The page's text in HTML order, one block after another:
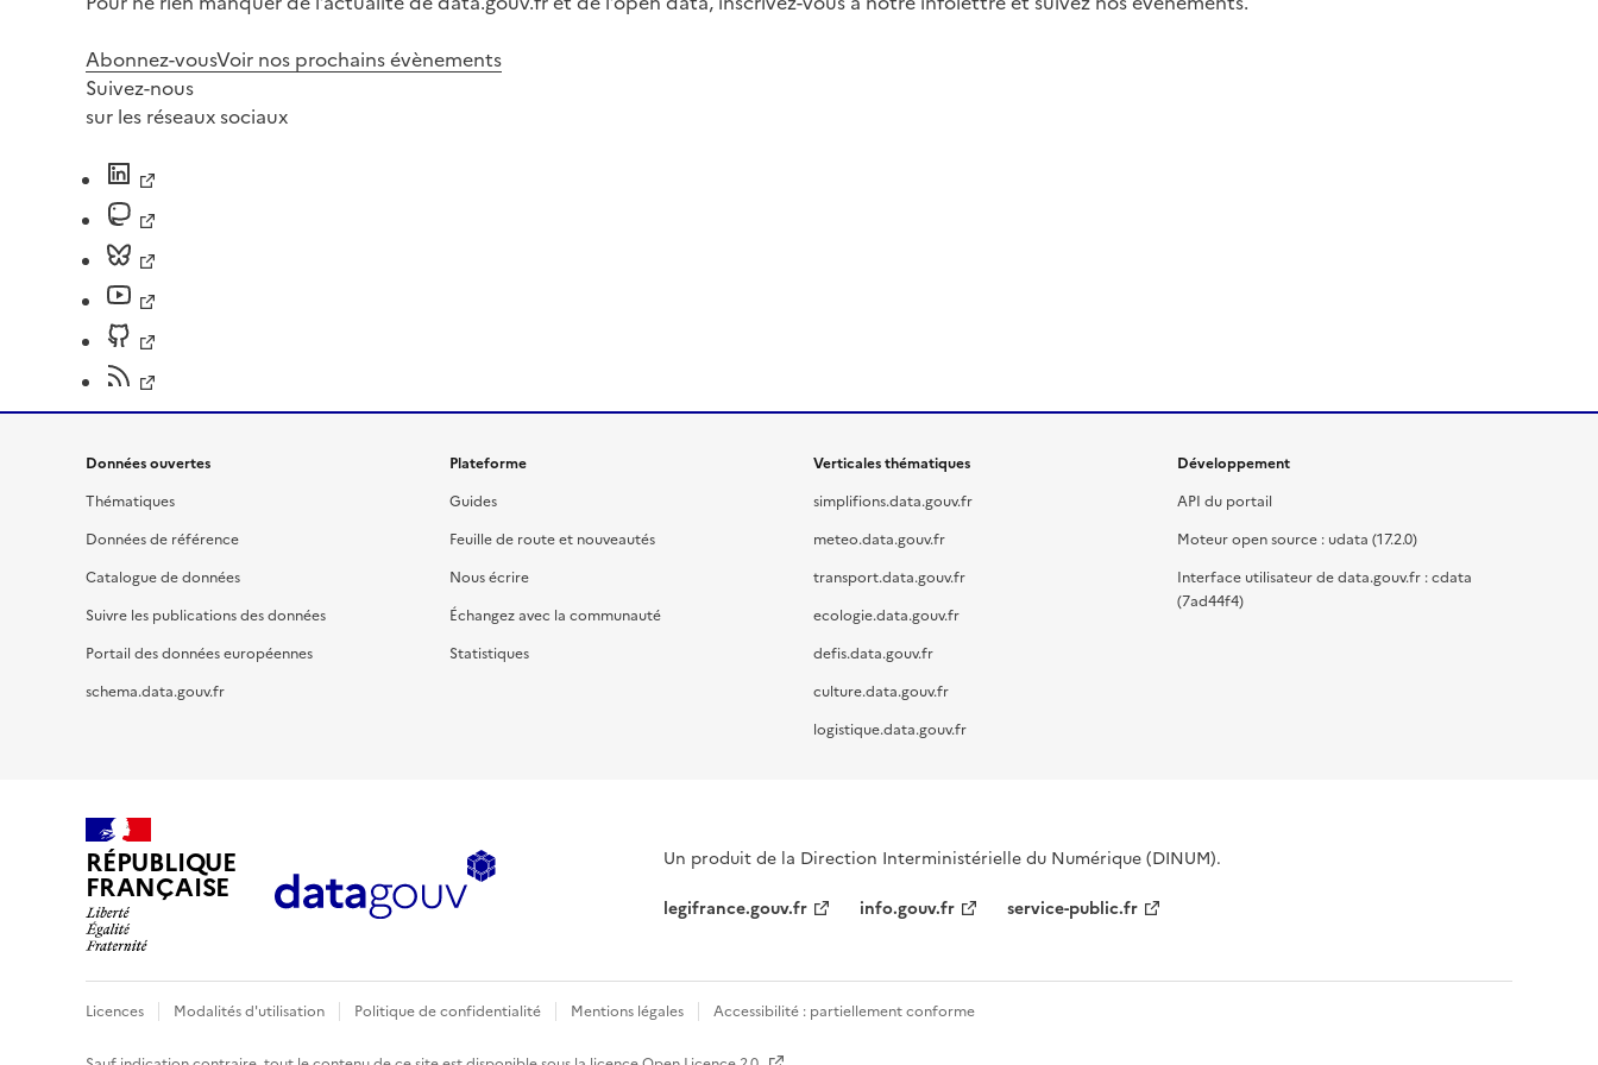
Abonnez-vousVoir nos prochains évènements
Suivez-nous
sur les réseaux sociaux
Données ouvertes
Thématiques
Données de référence
Catalogue de données
Suivre les publications des données
Portail des données européennes
schema.data.gouv.fr
Plateforme
Guides
Feuille de route et nouveautés
Nous écrire
Échangez avec la communauté
Statistiques
Verticales thématiques
simplifions.data.gouv.fr
meteo.data.gouv.fr
transport.data.gouv.fr
ecologie.data.gouv.fr
defis.data.gouv.fr
culture.data.gouv.fr
logistique.data.gouv.fr
Développement
API du portail
Moteur open source : udata (17.2.0)
Interface utilisateur de data.gouv.fr : cdata
(7ad44f4)
RÉPUBLIQUE
FRANÇAISE
Un produit de la Direction Interministérielle du Numérique (DINUM).
legifrance.gouv.fr
info.gouv.fr service-public.fr
Licences Modalités d'utilisation Politique de confidentialité Mentions légales Accessibilité : partiellement conforme